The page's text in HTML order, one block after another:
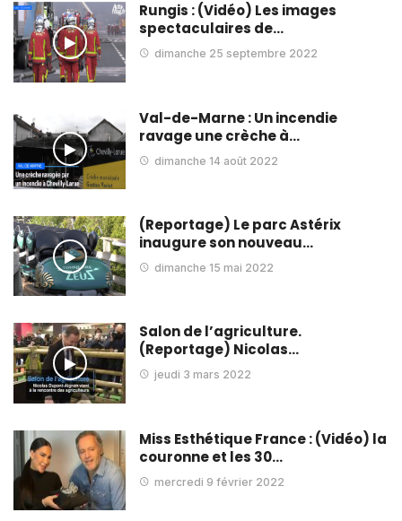
Rungis : (Vidéo) Les images
spectaculaires de…
dimanche 25 septembre 2022
Val-de-Marne : Un incendie
ravage une crèche à…
dimanche 14 août 2022
(Reportage) Le parc Astérix
inaugure son nouveau…
dimanche 15 mai 2022
Salon de l’agriculture.
(Reportage) Nicolas…
jeudi 3 mars 2022
Miss Esthétique France : (Vidéo) la
couronne et les 30…
mercredi 9 février 2022